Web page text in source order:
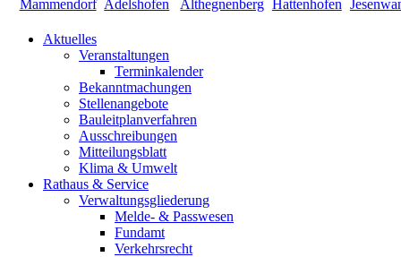
Aktuelles
Veranstaltungen
Terminkalender
Bekanntmachungen
Stellenangebote
Bauleitplanverfahren
Ausschreibungen
Mitteilungsblatt
Klima & Umwelt
Rathaus & Service
Verwaltungsgliederung
Melde- & Passwesen
Fundamt
Verkehrsrecht